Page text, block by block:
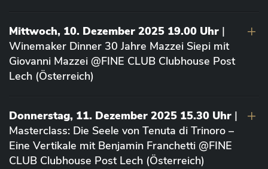
Mittwoch, 10. Dezember 2025 19.00 Uhr |
Winemaker Dinner 30 Jahre Mazzei Siepi mit
Giovanni Mazzei @FINE CLUB Clubhouse Post
Lech (Österreich)
Donnerstag, 11. Dezember 2025 15.30 Uhr |
Masterclass: Die Seele von Tenuta di Trinoro –
Eine Vertikale mit Benjamin Franchetti @FINE
CLUB Clubhouse Post Lech (Österreich)